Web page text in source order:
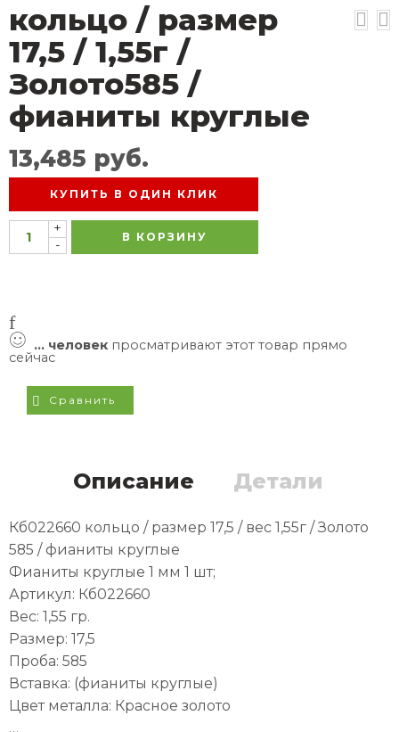
кольцо / размер
17,5 / 1,55г /
Золото585 /
фианиты круглые
13,485 руб.
КУПИТЬ В ОДИН КЛИК
+
-
В КОРЗИНУ
... человек просматривают этот товар прямо
сейчас
Сравнить
Описание Детали
Кб022660 кольцо / размер 17,5 / вес 1,55г / Золото
585 / фианиты круглые
Фианиты круглые 1 мм 1 шт;
Артикул: Кб022660
Вес: 1,55 гр.
Размер: 17,5
Проба: 585
Вставка: (фианиты круглые)
Цвет металла: Красное золото
…